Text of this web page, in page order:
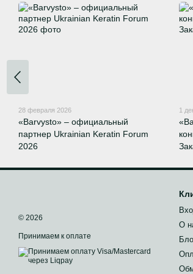
28 февраля 2026
«Barvysto» – официальный
партнер Ukrainian Keratin Forum
2026
1
© 2026
Принимаем к оплате
О